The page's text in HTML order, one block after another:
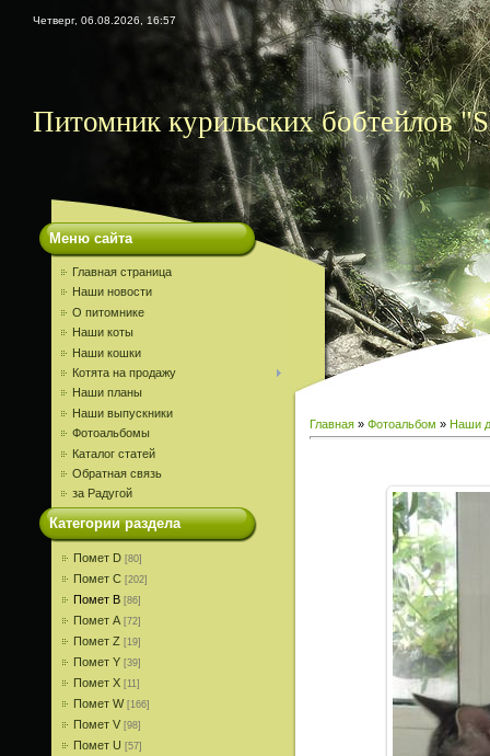
Четверг, 06.08.2026, 16:57
Питомник курильских бобтейлов
Меню сайта
Главная страница
Наши новости
О питомнике
Наши коты
Наши кошки
Котята на продажу
Наши планы
Наши выпускники
Фотоальбомы
Каталог статей
Обратная связь
за Радугой
Категории раздела
Помет D [80]
Помет С [202]
Помет В [86]
Помет A [72]
Помет Z [19]
Помет Y [39]
Помет X [11]
Помет W [166]
Помет V [98]
Помет U [57]
Главная » Фотоальбом » Наши